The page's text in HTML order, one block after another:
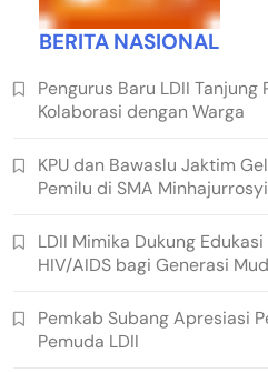
BERITA NASIONAL
Pengurus Baru LDII Tanjung
Kolaborasi dengan Warga
KPU dan Bawaslu Jaktim
Pemilu di SMA
LDII Mimika Dukung
HIV/AIDS bagi Generasi
Pemkab Subang Apresiasi
Pemuda LDII